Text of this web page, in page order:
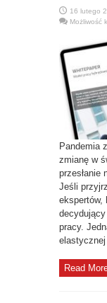
16 lutego
Możliwość
Pandemia
zmianę w
przesłanie
Jeśli
ekspertów,
pracy.
Read